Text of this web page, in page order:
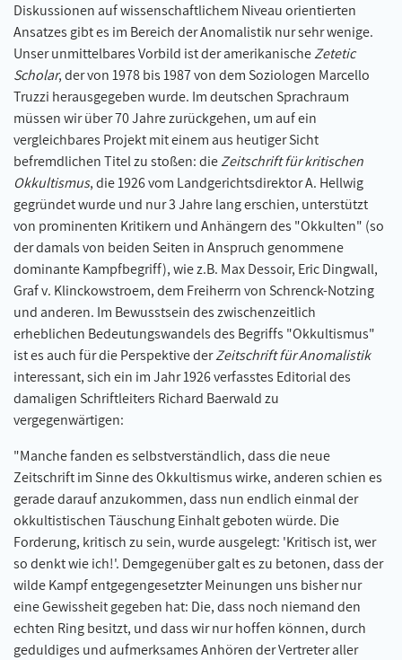
Diskussionen auf wissenschaftlichem Niveau orientierten
Ansatzes gibt es im Bereich der Anomalistik nur sehr wenige.
Unser unmittelbares Vorbild ist der amerikanischeZetetic
Scholar, der von 1978 bis 1987 von dem Soziologen Marcello
Truzzi herausgegeben wurde. Im deutschen Sprachraum
müssen wir über 70 Jahre zurückgehen, um auf ein
vergleichbares Projekt mit einem aus heutiger Sicht
befremdlichen Titel zu stoßen: dieZeitschrift für kritischen
Okkultismus, die 1926 vom Landgerichtsdirektor A. Hellwig
gegründet wurde und nur 3 Jahre lang erschien, unterstützt
von prominenten Kritikern und Anhängern des "Okkulten" (so
der damals von beiden Seiten in Anspruch genommene
dominante Kampfbegriff), wie z.B. Max Dessoir, Eric Dingwall,
Graf v. Klinckowstroem, dem Freiherrn von Schrenck-Notzing
und anderen. Im Bewusstsein des zwischenzeitlich
erheblichen Bedeutungswandels des Begriffs "Okkultismus"
ist es auch für die Perspektive derZeitschrift für Anomalistik
interessant, sich ein im Jahr 1926 verfasstes Editorial des
damaligen Schriftleiters Richard Baerwald zu
vergegenwärtigen:
"Manche fanden es selbstverständlich, dass die neue
Zeitschrift im Sinne des Okkultismus wirke, anderen schien es
gerade darauf anzukommen, dass nun endlich einmal der
okkultistischen Täuschung Einhalt geboten würde. Die
Forderung, kritisch zu sein, wurde ausgelegt: 'Kritisch ist, wer
so denkt wie ich!'. Demgegenüber galt es zu betonen, dass der
wilde Kampf entgegengesetzter Meinungen uns bisher nur
eine Gewissheit gegeben hat: Die, dass noch niemand den
echten Ring besitzt, und dass wir nur hoffen können, durch
geduldiges und aufmerksames Anhören der Vertreter aller